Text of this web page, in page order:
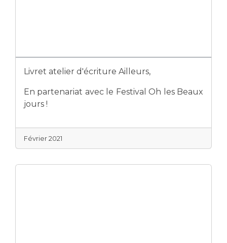
Livret atelier d'écriture Ailleurs,
En partenariat avec le Festival Oh les Beaux
jours !
Février 2021